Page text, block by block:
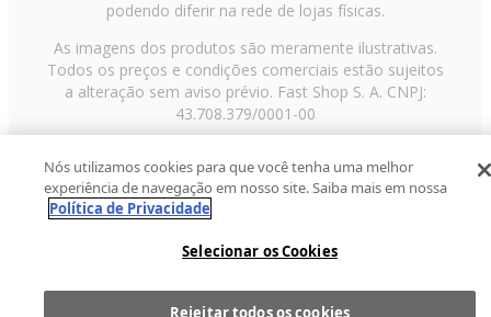
podendo diferir na rede de lojas físicas.
As imagens dos produtos são meramente ilustrativas.
Todos os preços e condições comerciais estão sujeitos
a alteração sem aviso prévio. Fast Shop S. A. CNPJ:
43.708.379/0001-00
Paulo/SP, CEP 02029-001, Telefone: 11 3003-3728 ©
2013 Fast Shop - Todos os direitos reservadosRF
Nós utilizamos cookies para que você tenha uma melhor
experiência de navegação em nosso site. Saiba mais em nossa
Política de Privacidade
Selecionar os Cookies
Rejeitar todos os cookies